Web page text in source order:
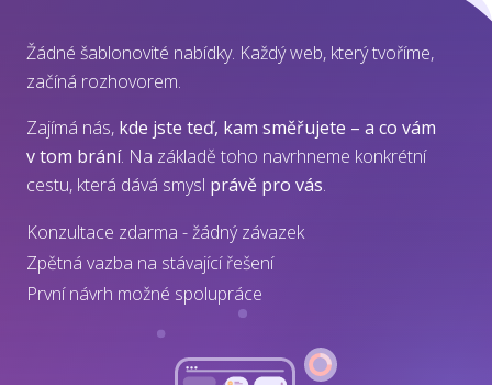
Žádné šablonovité nabídky. Každý web, který tvoříme,
začíná rozhovorem.
Zajímá nás, kde jste teď, kam směřujete – a co vám
v tom brání. Na základě toho navrhneme konkrétní
cestu, která dává smysl právě pro vás.
Konzultace zdarma - žádný závazek
Zpětná vazba na stávající řešení
První návrh možné spolupráce